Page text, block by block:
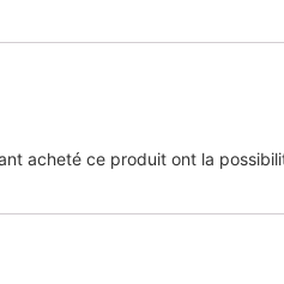
acheté ce produit ont la